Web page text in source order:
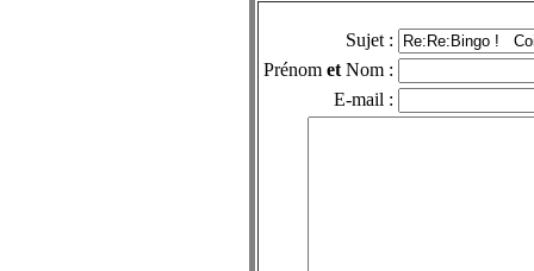
Sujet :
Prénom et Nom :
E-mail :